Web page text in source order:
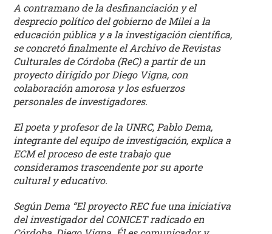
Revistas
Culturales
de
Córdoba
tiene
como
objetivo
central
la
recuperación,
clasificación,
domiciliación
digital
estudio
crítico
A contramano de la desfinanciación y el
desprecio político del gobierno de Milei a la
educación pública y a la investigación científica,
se concretó finalmente el Archivo de Revistas
Culturales de Córdoba (ReC) a partir de un
proyecto dirigido por Diego Vigna, con
colaboración amorosa y los esfuerzos
personales de investigadores.
El poeta y profesor de la UNRC, Pablo Dema,
integrante del equipo de investigación, explica a
ECM el proceso de este trabajo que
consideramos trascendente por su aporte
cultural y educativo.
Según Dema “El proyecto REC fue una iniciativa
del investigador del CONICET radicado en